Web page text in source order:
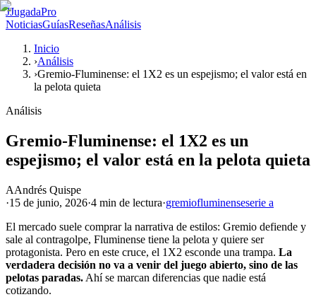
JJugadaPro
NoticiasGuíasReseñasAnálisis
Inicio
›Análisis
›Gremio-Fluminense: el 1X2 es un espejismo; el valor está en
la pelota quieta
Análisis
Gremio-Fluminense: el 1X2 es un
espejismo; el valor está en la pelota quieta
AAndrés Quispe
·15 de junio, 2026·4 min de lectura·gremiofluminenseserie a
El mercado suele comprar la narrativa de estilos: Gremio defiende y
sale al contragolpe, Fluminense tiene la pelota y quiere ser
protagonista. Pero en este cruce, el 1X2 esconde una trampa. La
verdadera decisión no va a venir del juego abierto, sino de las
pelotas paradas. Ahí se marcan diferencias que nadie está
cotizando.